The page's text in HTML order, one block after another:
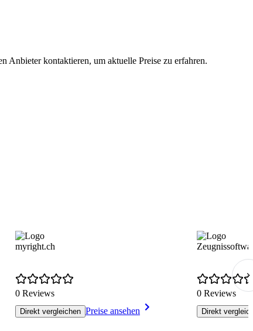
Anbieter kontaktieren, um aktuelle Preise zu erfahren.
myright.ch
0 Reviews
Direkt vergleichen Preise ansehen
0 Reviews
Direkt